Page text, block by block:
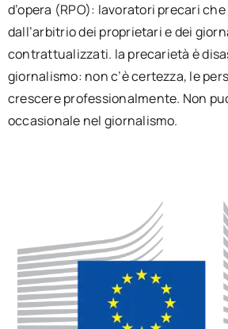
d’opera (RPO): lavoratori precari
dall’arbitrio dei proprietari e dei
contrattualizzati. la precarietà è
giornalismo: non c’è certezza, le
crescere professionalmente. Non
occasionale nel giornalismo.